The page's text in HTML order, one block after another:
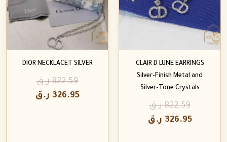
CLAIR D LUNE EARRINGS
Silver-Finish Metal and
Silver-Tone Crystals
822.59 ر.ق
326.95 ر.ق
DIOR NECKLACET SILVER
822.59 ر.ق
326.95 ر.ق